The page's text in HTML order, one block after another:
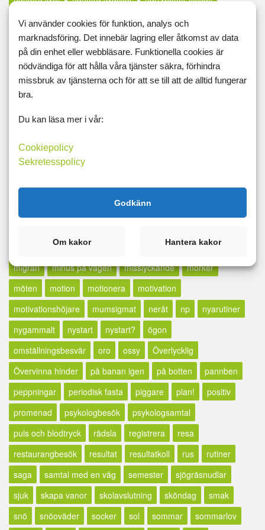
hinna ifatt
höstlov höstpromenad
huvudvärk
influensa inpsiration
inspiration
inspirerad
invänta sin själ jagkan
jäklar anamma
jobb
jobbarkompisar jobbet kallt kalorier
känsla
kdhv
knän
knäplastik kolhydratdjävulen
kolhydratjävul
läraryrket
lärdomar
lugn lurad
middag borta
midsommarkrasch
migrän
minus på vågen misslyckande
mörker
möten
motion motionera
motivation
motivationshöjare
mumsigmat neråt np
nyarutiner
nygammalt
nystart nystart?
ögon
omställningsbesvär
oro ossy
Överlycklig
Övervinna hinder
på banan igen på botten
pannben
peppningar
periodisk fasta piggare plan!
positiv
promenad
psykologbesök
psykologsamtal
puls och blodtryck
rädsla registrera
resa
restaurangbesök
resultat resultatkoll rus
rutiner
saga
samtal med en våg semester
sjögräsnudlar
sjuk
skapa vanor skolavslutning sköndag
smak
snö
snöoväder socker sol sommar
sommarlov
Vi använder cookies för funktion, analys och
marknadsföring. Det innebär lagring eller åtkomst av data
på din enhet eller webbläsare. Funktionella cookies är
nödvändiga för att hålla våra tjänster säkra, förhindra
missbruk av tjänsterna och för att se till att de alltid fungerar
bra.
Du kan läsa mer i vår:
Cookiepolicy
Sekretesspolicy
Godkänn
Om kakor Hantera kakor